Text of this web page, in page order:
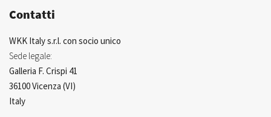
Contatti
WKK Italy s.r.l. con socio unico
Sede legale:
Galleria F. Crispi 41
36100 Vicenza (VI)
Italy